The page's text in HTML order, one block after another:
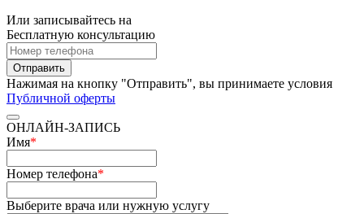
Или записывайтесь на
Бесплатную консультацию
Отправить
Нажимая на кнопку "Отправить", вы принимаете условия
Публичной оферты
ОНЛАЙН-ЗАПИСЬ
Имя*
Номер телефона*
Выберите врача или нужную услугу